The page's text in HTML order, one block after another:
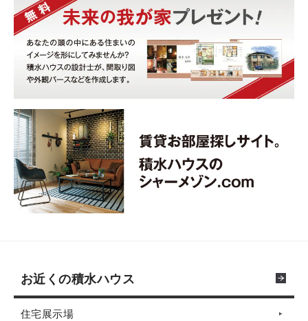
お近くの積水ハウス
住宅展示場